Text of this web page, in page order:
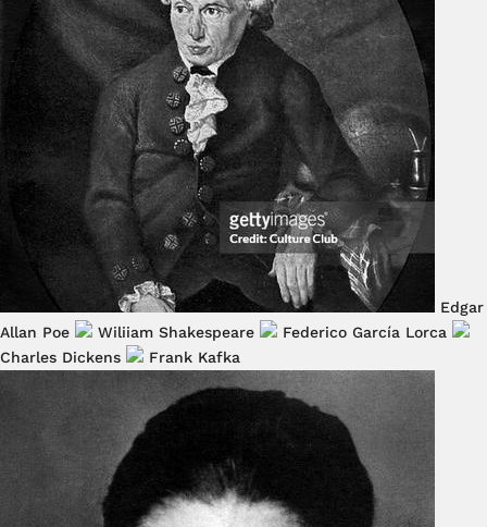
Edgar
Allan Poe
Wiliiam Shakespeare
Federico García Lorca
Charles Dickens
Frank Kafka